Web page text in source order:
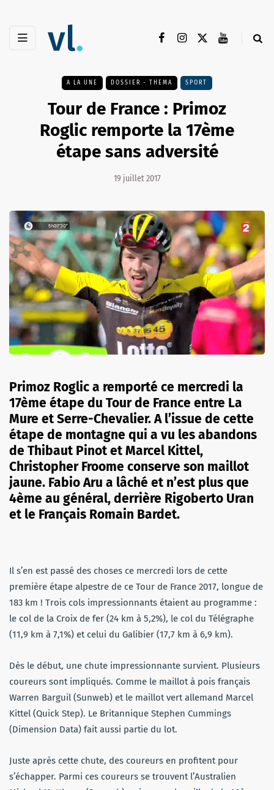
A LA UNE DOSSIER - THEMA SPORT
Tour de France : Primoz
Roglic remporte la 17ème
étape sans adversité
19 juillet 2017
Primoz Roglic a remporté ce mercredi la
17ème étape du Tour de France entre La
Mure et Serre-Chevalier. A l’issue de cette
étape de montagne qui a vu les abandons
de Thibaut Pinot et Marcel Kittel,
Christopher Froome conserve son maillot
jaune. Fabio Aru a lâché et n’est plus que
4ème au général, derrière Rigoberto Uran
et le Français Romain Bardet.
Il s’en est passé des choses ce mercredi lors de cette
première étape alpestre de ce Tour de France 2017, longue de
183 km ! Trois cols impressionnants étaient au programme :
le col de la Croix de fer (24 km à 5,2%), le col du Télégraphe
(11,9 km à 7,1%) et celui du Galibier (17,7 km à 6,9 km).
Dès le début, une chute impressionnante survient. Plusieurs
coureurs sont impliqués. Comme le maillot à pois français
Warren Barguil (Sunweb) et le maillot vert allemand Marcel
Kittel (Quick Step). Le Britannique Stephen Cummings
(Dimension Data) fait aussi partie du lot.
Juste après cette chute, des coureurs en profitent pour
s’échapper. Parmi ces coureurs se trouvent l’Australien